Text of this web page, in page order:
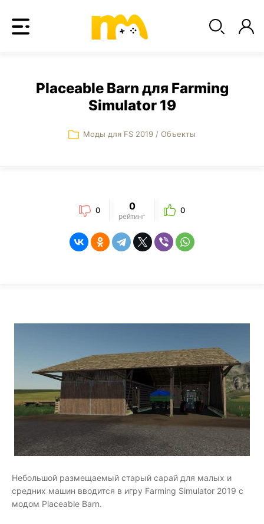
Placeable Barn для Farming
Simulator 19
Моды для FS 2019 / Объекты
0 0
рейтинг
0
Небольшой размещаемый старый сарай для малых и
средних машин вводится в игру Farming Simulator 2019 с
модом Placeable Barn.